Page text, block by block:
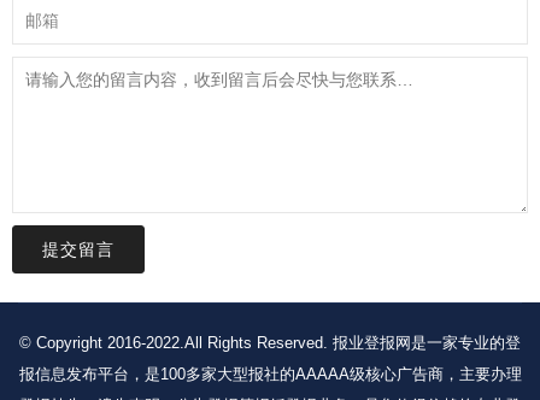
提交留言
© Copyright 2016-2022.All Rights Reserved. 报业登报网是一家专业的登
报信息发布平台，是100多家大型报社的AAAAA级核心广告商，主要办理